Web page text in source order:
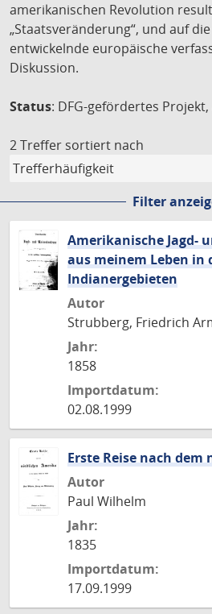
amerikanischen Revolution
„Staatsveränderung“, und auf
entwickelnde europäische
Diskussion.
Status: DFG-gefördertes
2 Treffer sortiert nach
Filter
Amerikanische Jagd-
aus meinem Leben in
Indianergebieten
Autor
Strubberg, Friedrich
Jahr:
1858
Importdatum:
02.08.1999
Erste Reise nach
Autor
Paul Wilhelm
Jahr:
1835
Importdatum:
17.09.1999